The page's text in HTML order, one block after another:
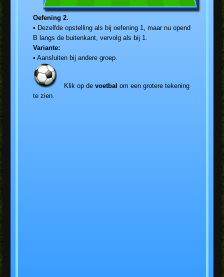
Oefening 2.
• Dezelfde opstelling als bij oefening 1, maar nu opend
B langs de buitenkant, vervolg als bij 1.
Variante:
• Aansluiten bij andere groep.
Klik op de voetbal om een grotere tekening
te zien.